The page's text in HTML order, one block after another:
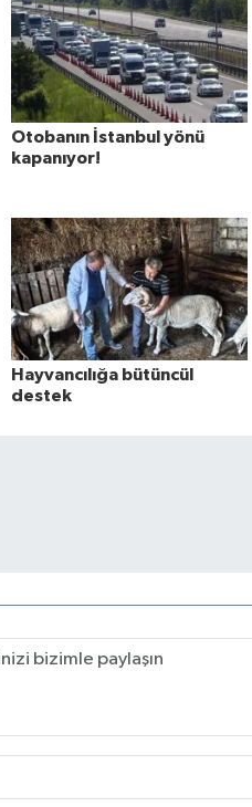
Otobanın İstanbul yönü
kapanıyor!
Hayvancılığa bütüncül
destek